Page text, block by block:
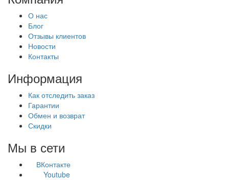
О нас
Блог
Отзывы клиентов
Новости
Контакты
Информация
Как отследить заказ
Гарантии
Обмен и возврат
Скидки
Мы в сети
ВКонтакте
Youtube